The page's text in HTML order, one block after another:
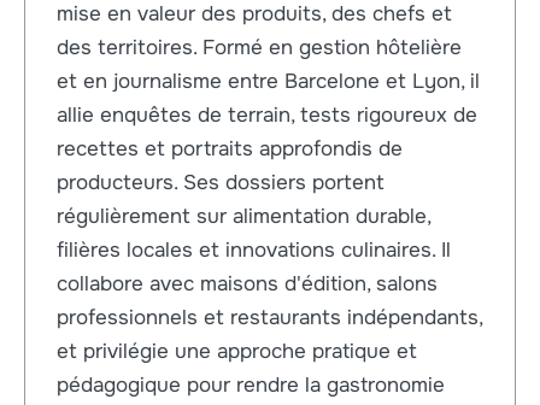
mise en valeur des produits, des chefs et
des territoires. Formé en gestion hôtelière
et en journalisme entre Barcelone et Lyon, il
allie enquêtes de terrain, tests rigoureux de
recettes et portraits approfondis de
producteurs. Ses dossiers portent
régulièrement sur alimentation durable,
filières locales et innovations culinaires. Il
collabore avec maisons d'édition, salons
professionnels et restaurants indépendants,
et privilégie une approche pratique et
pédagogique pour rendre la gastronomie